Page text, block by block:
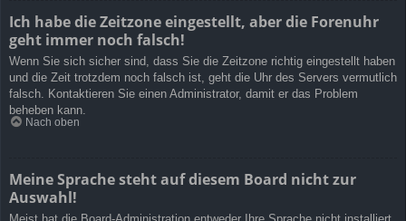
Ich habe die Zeitzone eingestellt, aber die Forenuhr
geht immer noch falsch!
Wenn Sie sich sicher sind, dass Sie die Zeitzone richtig eingestellt haben
und die Zeit trotzdem noch falsch ist, geht die Uhr des Servers vermutlich
falsch. Kontaktieren Sie einen Administrator, damit er das Problem
beheben kann.
Nach oben
Meine Sprache steht auf diesem Board nicht zur
Auswahl!